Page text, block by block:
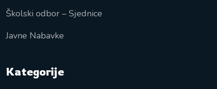
Školski odbor – Sjednice
Javne Nabavke
Kategorije